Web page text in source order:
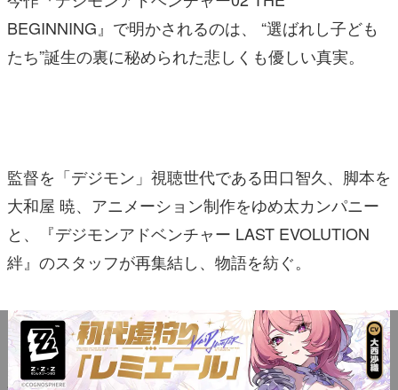
BEGINNING』で明かされるのは、 “選ばれし子ども
たち”誕生の裏に秘められた悲しくも優しい真実。
監督を「デジモン」視聴世代である田口智久、脚本を
大和屋 暁、アニメーション制作をゆめ太カンパニー
と、『デジモンアドベンチャー LAST EVOLUTION
絆』のスタッフが再集結し、物語を紡ぐ。
友情とは何かー。幸せとは何かー。